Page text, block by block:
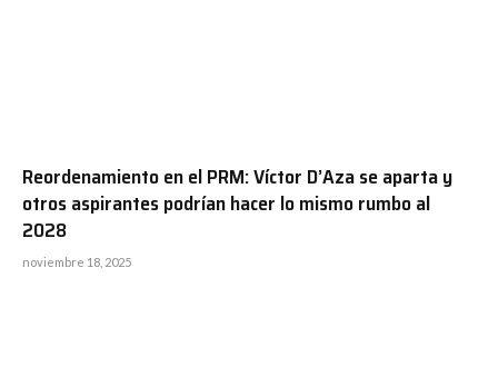
Reordenamiento en el PRM: Víctor D’Aza se aparta y
otros aspirantes podrían hacer lo mismo rumbo al
2028
noviembre 18, 2025